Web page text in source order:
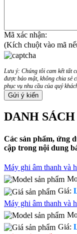
Mã xác nhận:
(Kích chuột vào mã
Lưu ý: Chúng tôi cam kết tất
được bảo mật, không chia sẻ
phục vụ nhu cầu của quý
DANH
Các sản phẩm, ứng
cập trong nội dung
Máy ghi âm thanh và
Giá:
Máy ghi âm thanh và
Giá: